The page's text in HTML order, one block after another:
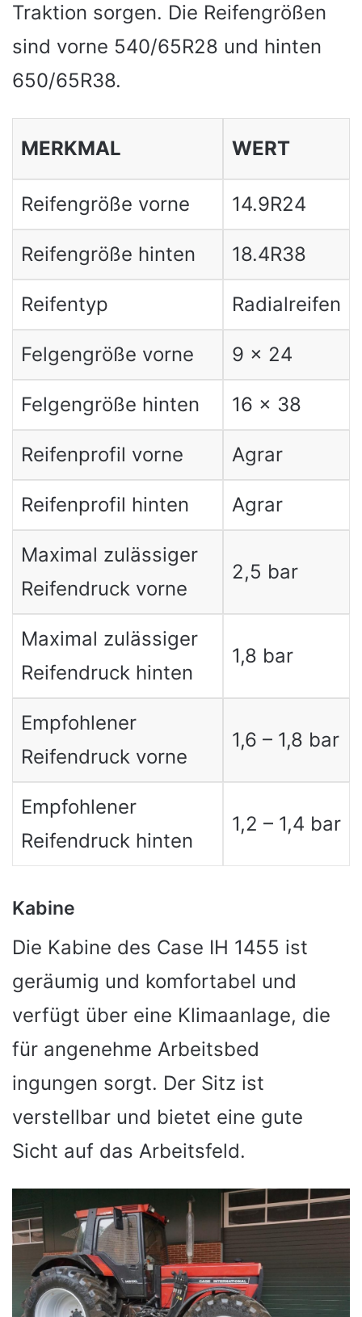
Traktion sorgen. Die Reifengrößen
sind vorne 540/65R28 und hinten
650/65R38.
MERKMAL WERT
Reifengröße vorne 14.9R24
Reifengröße hinten 18.4R38
Reifentyp Radialreifen
Felgengröße vorne 9 x 24
Felgengröße hinten 16 x 38
Reifenprofil vorne Agrar
Reifenprofil hinten Agrar
Maximal zulässiger
Reifendruck vorne
2,5 bar
Maximal zulässiger
Reifendruck hinten
1,8 bar
Empfohlener
Reifendruck vorne
1,6 – 1,8 bar
Empfohlener
Reifendruck hinten
1,2 – 1,4 bar
Kabine
Die Kabine des Case IH 1455 ist
geräumig und komfortabel und
verfügt über eine Klimaanlage, die
für angenehme Arbeitsbed
ingungen sorgt. Der Sitz ist
verstellbar und bietet eine gute
Sicht auf das Arbeitsfeld.